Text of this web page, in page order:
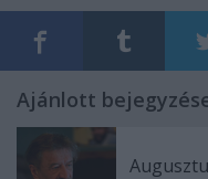
Ajánlott